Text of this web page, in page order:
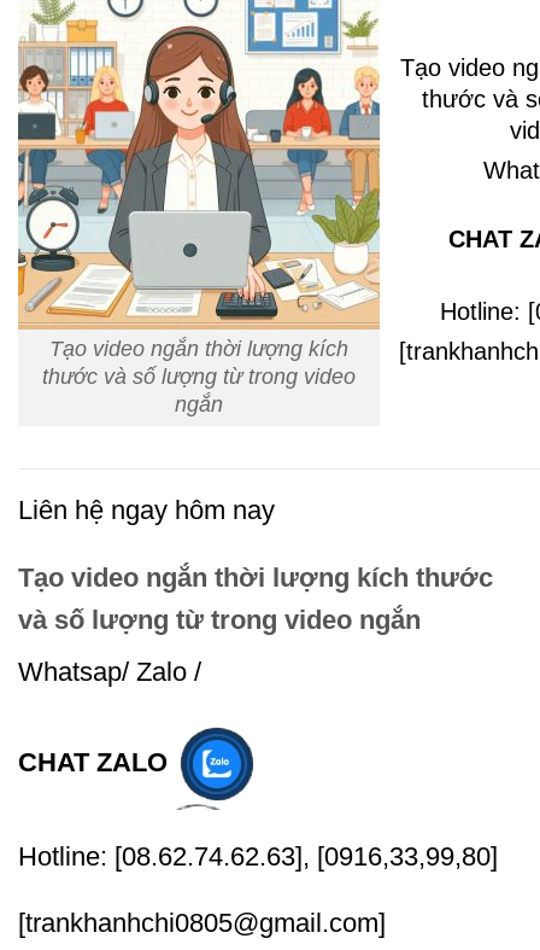
Tạo video ngắn thời lượng kích
thước và số lượng từ trong video
ngắn
Tạo video
thước và
CHAT
Hotline:
Liên hệ ngay hôm nay
Tạo video ngắn thời lượng kích thước
và số lượng từ trong video ngắn
Whatsap/ Zalo /
CHAT ZALO
Hotline: [08.62.74.62.63], [0916,33,99,80]
[trankhanhchi0805@gmail.com]